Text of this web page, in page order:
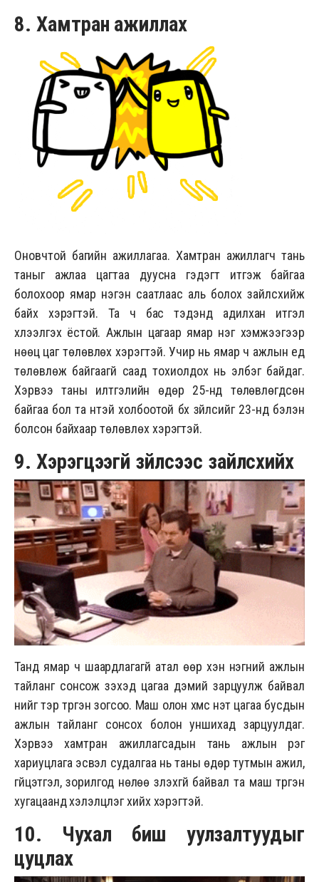
8. Хамтран ажиллах
Оновчтой багийн ажиллагаа. Хамтран ажиллагч тань
таныг ажлаа цагтаа дуусна гэдэгт итгэж байгаа
болохоор ямар нэгэн саатлаас аль болох зайлсхийж
байх хэрэгтэй. Та ч бас тэдэнд адилхан итгэл
хүлээлгэх ёстой. Ажлын цагаар ямар нэг хэмжээгээр
нөөц цаг төлөвлөх хэрэгтэй. Учир нь ямар ч ажлын үед
төлөвлөж байгаагүй саад тохиолдох нь элбэг байдаг.
Хэрвээ таны илтгэлийн өдөр 25-нд төлөвлөгдсөн
байгаа бол та үүнтэй холбоотой бүх зүйлсийг 23-нд бэлэн
болсон байхаар төлөвлөх хэрэгтэй.
9. Хэрэгцээгүй зүйлсээс зайлсхийх
Танд ямар ч шаардлагагүй атал өөр хэн нэгний ажлын
тайланг сонсож үзэхэд цагаа дэмий зарцуулж байвал
үүнийг үтэр түргэн зогсоо. Маш олон хүмүүс үнэт цагаа бусдын
ажлын тайланг сонсох болон уншихад зарцуулдаг.
Хэрвээ хамтран ажиллагсадын тань ажлын үүрэг
хариуцлага эсвэл судалгаа нь таны өдөр тутмын ажил,
гүйцэтгэл, зорилгод нөлөө үзүүлэхгүй байвал та маш түргэн
хугацаанд хэлэлцүүлэг хийх хэрэгтэй.
10. Чухал биш уулзалтуудыг
цуцлах